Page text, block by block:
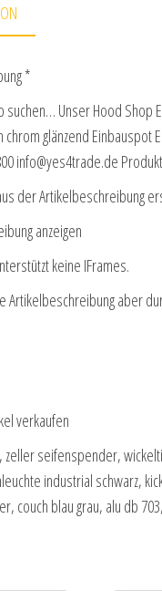
*
suchen… Unser Hood Shop
chrom glänzend
info@yes4trade.de
der Artikelbeschreibung
anzeigen
keine IFrames.
Artikelbeschreibung aber
verkaufen
zeller seifenspender,
industrial schwarz,
couch blau grau, alu db